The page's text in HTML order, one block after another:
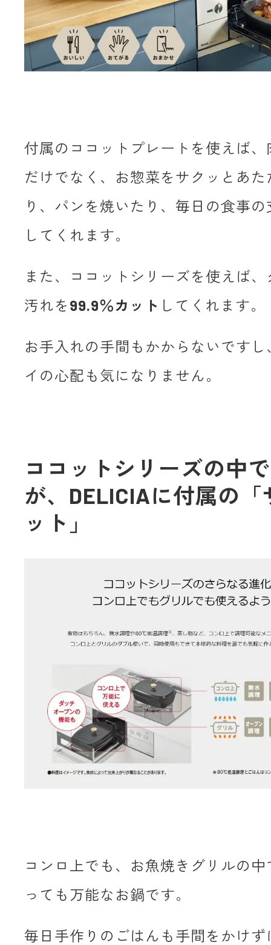
付属のココットプレートを使えば
だけでなく、お惣菜をサクッとあ
り、パンを焼いたり、毎日の食事
してくれます。
また、ココットシリーズを使えば
汚れを 99.9％カット してくれます。
お手入れの手間もかからないです
イの心配も気になりません。
ココットシリーズの中
が、DELICIAに付属の
ット」
コンロ上でも、お魚焼きグリルの
っても万能なお鍋です。
毎日手作りのごはんも手間をかけ